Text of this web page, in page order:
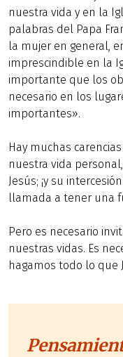
nuestra vida y en la
palabras del Papa
la mujer en general,
imprescindible en la
importante que los
necesario en los
importantes».
Hay muchas
nuestra vida
Jesús; ¡y su
llamada a tener una
Pero es necesario
nuestras vidas. Es
hagamos todo lo que